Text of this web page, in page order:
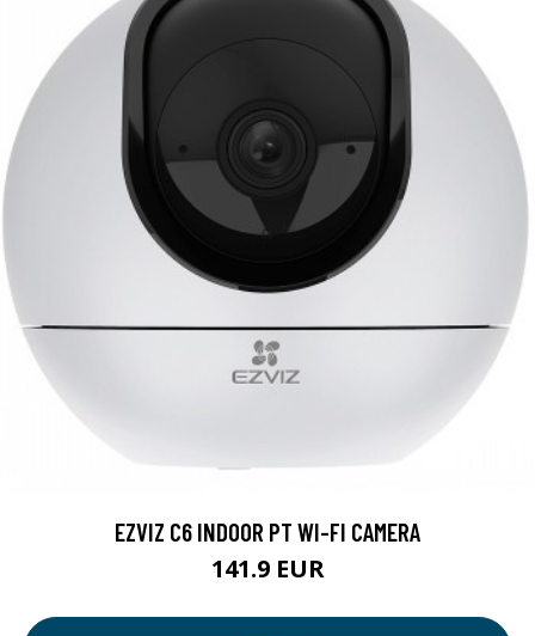
EZVIZ C6 INDOOR PT WI-FI CAMERA
141.9 EUR